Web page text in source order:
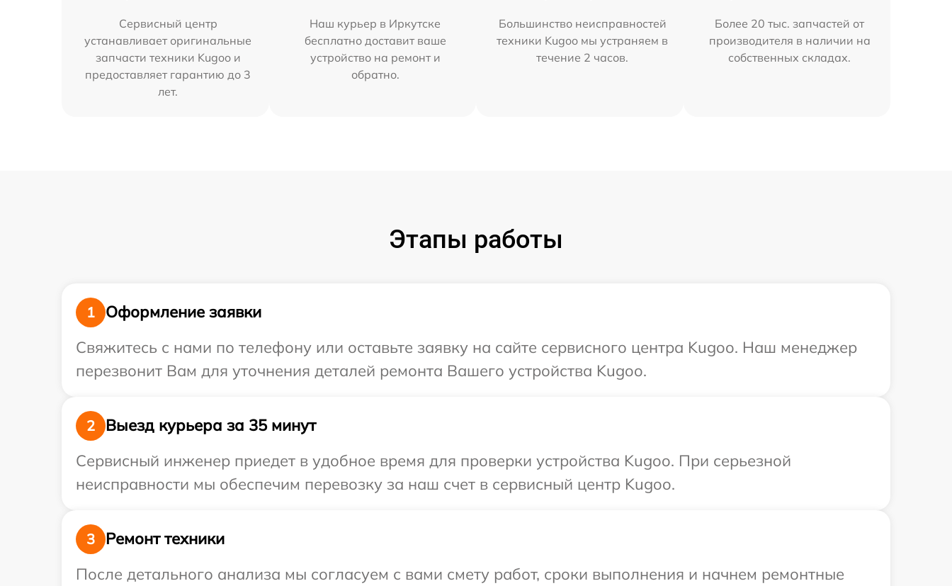
Сервисный центр
устанавливает оригинальные
запчасти техники Kugoo и
предоставляет гарантию до 3
лет.
Наш курьер в Иркутске
бесплатно доставит ваше
устройство на ремонт и
обратно.
Большинство неисправностей
техники Kugoo мы устраняем в
течение 2 часов.
Более 20 тыс. запчастей от
производителя в наличии на
собственных складах.
Этапы работы
1
Оформление заявки
Свяжитесь с нами по телефону или оставьте заявку на сайте сервисного центра Kugoo. Наш менеджер
перезвонит Вам для уточнения деталей ремонта Вашего устройства Kugoo.
2
Выезд курьера за 35 минут
Сервисный инженер приедет в удобное время для проверки устройства Kugoo. При серьезной
неисправности мы обеспечим перевозку за наш счет в сервисный центр Kugoo.
3
Ремонт техники
После детального анализа мы согласуем с вами смету работ, сроки выполнения и начнем ремонтные